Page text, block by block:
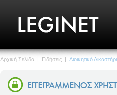
Αρχική Σελίδα | Ειδήσεις | Διοικητικό